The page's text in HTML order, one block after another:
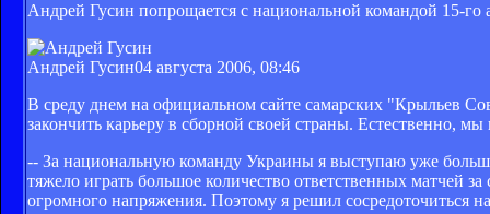
Андрей Гусин попрощается с национальной командой 15-го
Андрей Гусин04 августа 2006, 08:46
В среду днем на официальном сайте самарских "Крыльев
закончить карьеру в сборной своей страны. Естественно,
-- За национальную команду Украины я выступаю уже
тяжело играть большое количество ответственных матчей
огромного напряжения. Поэтому я решил сосредоточиться